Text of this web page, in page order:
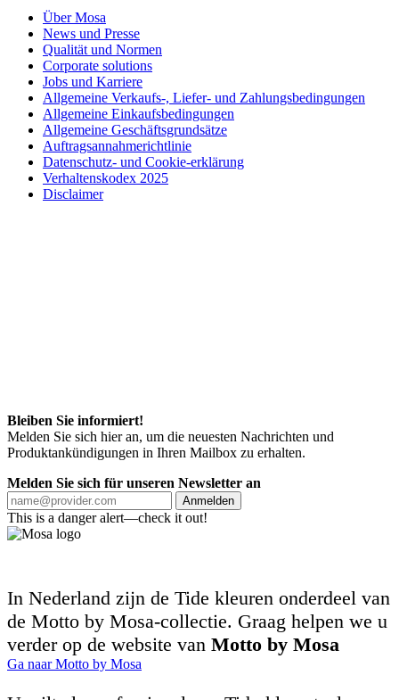
Über Mosa
News und Presse
Qualität und Normen
Corporate solutions
Jobs und Karriere
Allgemeine Verkaufs-, Liefer- und Zahlungsbedingungen
Allgemeine Einkaufsbedingungen
Allgemeine Geschäftsgrundsätze
Auftragsannahmerichtlinie
Datenschutz- und Cookie-erklärung
Verhaltenskodex 2025
Disclaimer
Bleiben Sie informiert!
Melden Sie sich hier an, um die neuesten Nachrichten und
Produktankündigungen in Ihren Mailbox zu erhalten.
Melden Sie sich für unseren Newsletter an
Anmelden
This is a danger alert—check it out!
In Nederland zijn de Tide kleuren onderdeel van
de Motto by Mosa-collectie. Graag helpen we u
verder op de website van Motto by Mosa
Ga naar Motto by Mosa